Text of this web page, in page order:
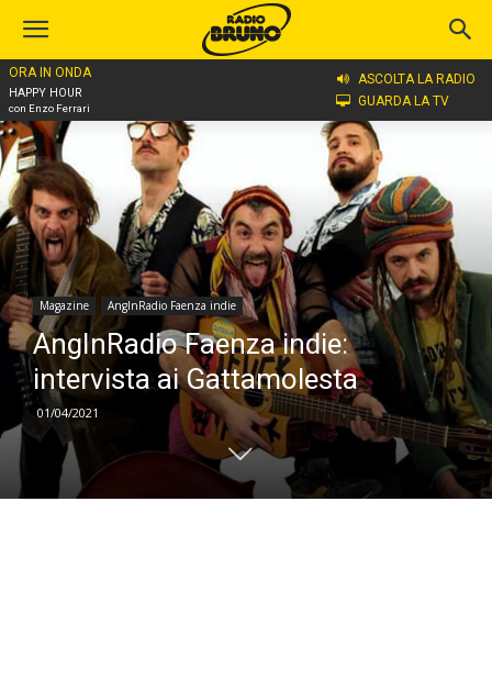
ORA IN ONDA
HAPPY HOUR
con Enzo Ferrari
ASCOLTA LA RADIO
GUARDA LA TV
Home
Magazine AngInRadio Faenza indie
AngInRadio Faenza indie:
intervista ai Gattamolesta
01/04/2021